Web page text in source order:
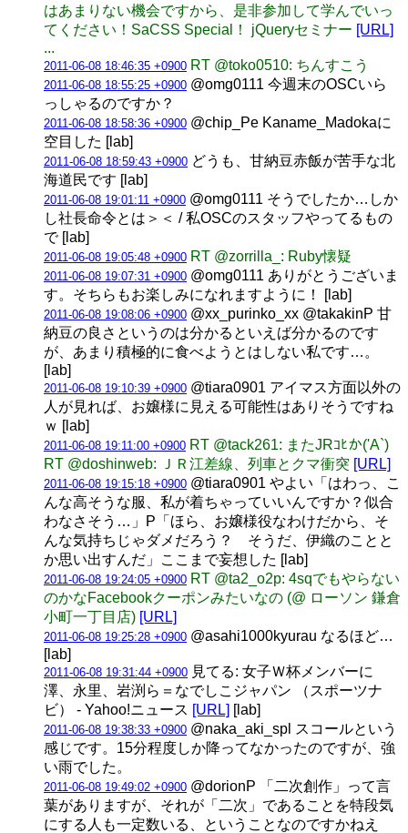
はあまりない機会ですから、是非参加して学んでいっ
てください！SaCSS Special！ jQueryセミナー [URL]
...
2011-06-08 18:46:35 +0900 RT @toko0510: ちんすこう
2011-06-08 18:55:25 +0900 @omg0111 今週末のOSCいら
っしゃるのですか？
2011-06-08 18:58:36 +0900 @chip_Pe Kaname_Madokaに
空目した [lab]
2011-06-08 18:59:43 +0900 どうも、甘納豆赤飯が苦手な北
海道民です [lab]
2011-06-08 19:01:11 +0900 @omg0111 そうでしたか…しか
し社長命令とは＞＜ / 私OSCのスタッフやってるもの
で [lab]
2011-06-08 19:05:48 +0900 RT @zorrilla_: Ruby懐疑
2011-06-08 19:07:31 +0900 @omg0111 ありがとうございま
す。そちらもお楽しみになれますように！ [lab]
2011-06-08 19:08:06 +0900 @xx_purinko_xx @takakinP 甘
納豆の良さというのは分かるといえば分かるのです
が、あまり積極的に食べようとはしない私です…。
[lab]
2011-06-08 19:10:39 +0900 @tiara0901 アイマス方面以外の
人が見れば、お嬢様に見える可能性はありそうですね
ｗ [lab]
2011-06-08 19:11:00 +0900 RT @tack261: またJRｺﾋか('A`)
RT @doshinweb: ＪＲ江差線、列車とクマ衝突 [URL]
2011-06-08 19:15:18 +0900 @tiara0901 やよい「はわっ、こ
んな高そうな服、私が着ちゃっていいんですか？似合
わなさそう…」P「ほら、お嬢様役なわけだから、そ
んな気持ちじゃダメだろう？ そうだ、伊織のことと
か思い出すんだ」ここまで妄想した [lab]
2011-06-08 19:24:05 +0900 RT @ta2_o2p: 4sqでもやらない
のかなFacebookクーポンみたいなの (@ ローソン 鎌倉
小町一丁目店) [URL]
2011-06-08 19:25:28 +0900 @asahi1000kyurau なるほど…
[lab]
2011-06-08 19:31:44 +0900 見てる: 女子Ｗ杯メンバーに
澤、永里、岩渕ら＝なでしこジャパン （スポーツナ
ビ） - Yahoo!ニュース [URL] [lab]
2011-06-08 19:38:33 +0900 @naka_aki_spl スコールという
感じです。15分程度しか降ってなかったのですが、強
い雨でした。
2011-06-08 19:49:02 +0900 @dorionP 「二次創作」って言
葉がありますが、それが「二次」であることを特段気
にする人も一定数いる、ということなのですかねえ